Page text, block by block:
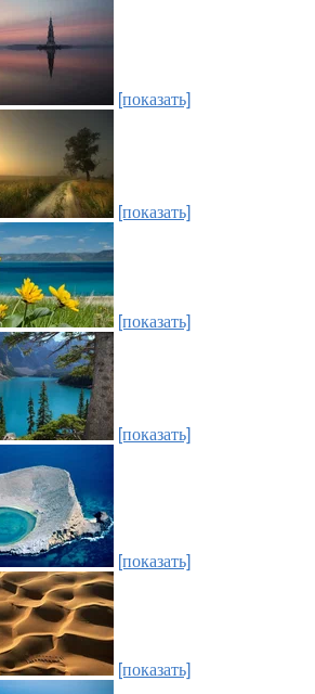
[показать]
[показать]
[показать]
[показать]
[показать]
[показать]